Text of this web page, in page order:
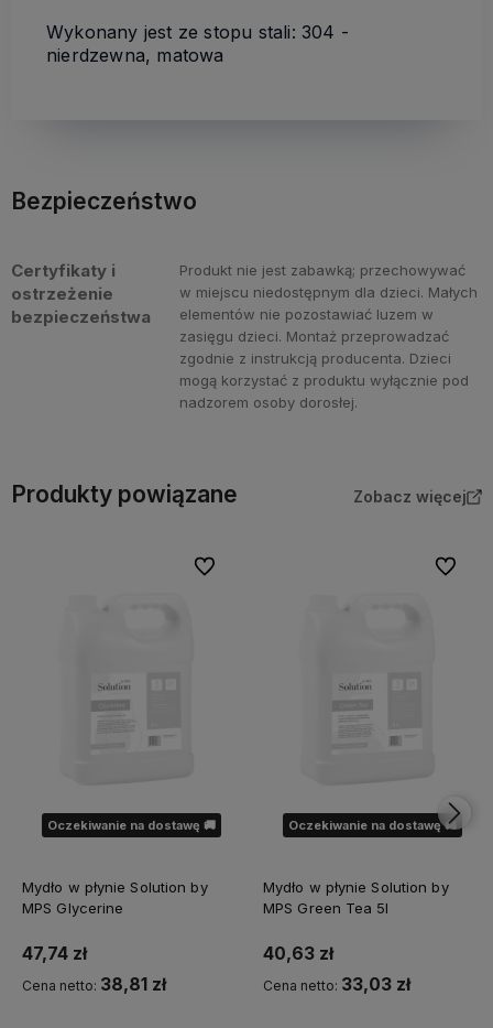
Wykonany jest ze stopu stali: 304 -
nierdzewna, matowa
Bezpieczeństwo
Certyfikaty i
ostrzeżenie
bezpieczeństwa
Produkt nie jest zabawką; przechowywać
w miejscu niedostępnym dla dzieci. Małych
elementów nie pozostawiać luzem w
zasięgu dzieci. Montaż przeprowadzać
zgodnie z instrukcją producenta. Dzieci
mogą korzystać z produktu wyłącznie pod
nadzorem osoby dorosłej.
Produkty powiązane Zobacz więcej
Oczekiwanie na dostawę 🚚
Mydło w płynie Solution by
MPS Glycerine
47,74 zł
Cena netto: 38,81 zł
Do ulubionych
Oczekiwanie na dostawę 🚚
Mydło w płynie Solution by
MPS Green Tea 5l
40,63 zł
Cena netto: 33,03 zł
Do